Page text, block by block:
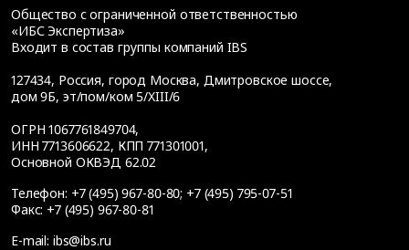
Общество с ограниченной ответственностью
«ИБС Экспертиза»
Входит в состав группы компаний IBS
127434, Россия, город Москва, Дмитровское шоссе,
дом 9Б, эт/пом/ком 5/XIII/6
ОГРН 1067761849704,
ИНН 7713606622, КПП 771301001,
Основной ОКВЭД 62.02
Телефон: +7 (495) 967-80-80; +7 (495) 795-07-51
Факс: +7 (495) 967-80-81
E-mail: ibs@ibs.ru